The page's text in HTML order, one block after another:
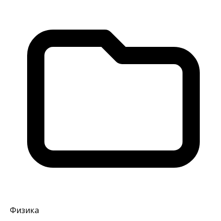
Физика